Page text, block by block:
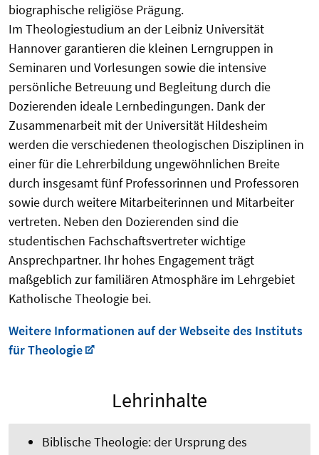
biographische religiöse Prägung.
Im Theologiestudium an der Leibniz Universität
Hannover garantieren die kleinen Lerngruppen in
Seminaren und Vorlesungen sowie die intensive
persönliche Betreuung und Begleitung durch die
Dozierenden ideale Lernbedingungen. Dank der
Zusammenarbeit mit der Universität Hildesheim
werden die verschiedenen theologischen Disziplinen in
einer für die Lehrerbildung ungewöhnlichen Breite
durch insgesamt fünf Professorinnen und Professoren
sowie durch weitere Mitarbeiterinnen und Mitarbeiter
vertreten. Neben den Dozierenden sind die
studentischen Fachschaftsvertreter wichtige
Ansprechpartner. Ihr hohes Engagement trägt
maßgeblich zur familiären Atmosphäre im Lehrgebiet
Katholische Theologie bei.
Weitere Informationen auf der Webseite des Instituts
für Theologie
Lehrinhalte
Biblische Theologie: der Ursprung des